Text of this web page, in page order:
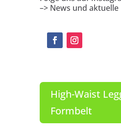
–> News und aktuelle
High-Waist
Formbelt